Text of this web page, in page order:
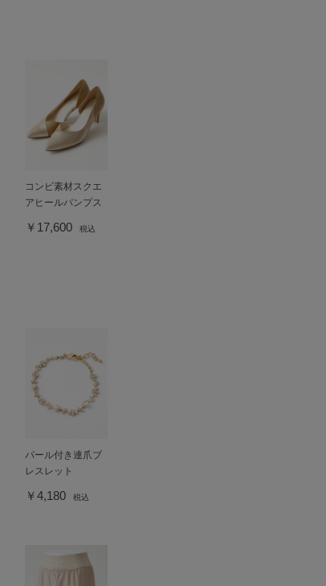
コンビ素材スクエ
アヒールパンプス
￥17,600 税込
パール付き連爪ブ
レスレット
￥4,180 税込